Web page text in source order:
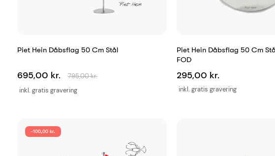
Piet Hein Dåbsflag 50 Cm Stål
inkl. gratis gravering
695,00 kr. 795,00 kr.
Piet Hein Dåbsflag 50 Cm
FOD
inkl. gratis gravering
295,00 kr.
-100,00 kr.